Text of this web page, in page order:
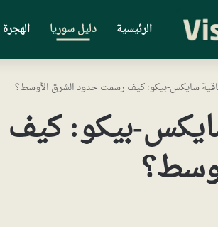
الرئيسية دليل سوريا
سايكس-بيكو: كيف رسمت حدود الشرق الأوسط؟
بيكو: